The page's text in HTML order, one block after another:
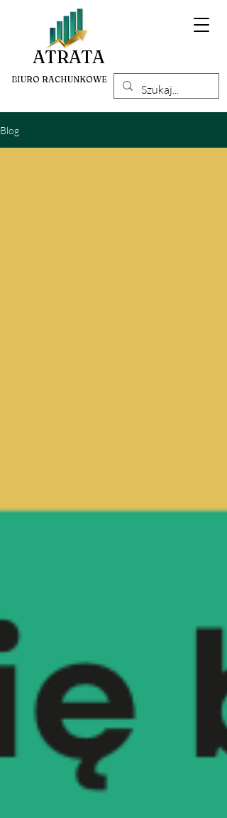
ATRATA
BIURO RACHUNKOWE
Blog